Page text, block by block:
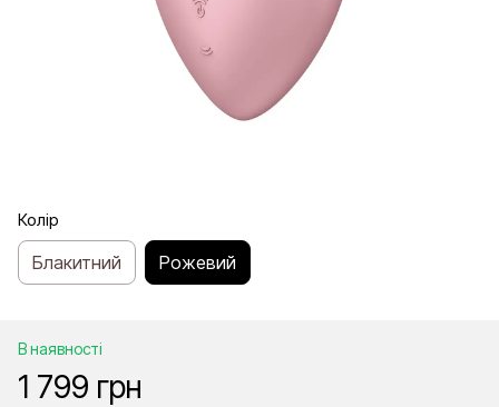
Колір
Блакитний Рожевий
В наявності
1 799 грн